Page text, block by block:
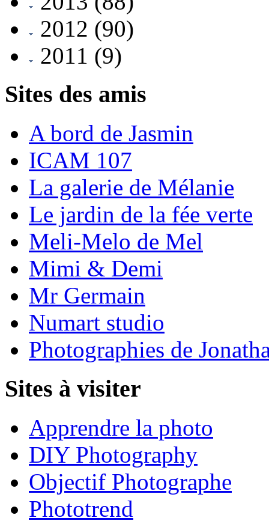
2012 (90)
2011 (9)
Sites des amis
A bord de Jasmin
ICAM 107
La galerie de Mélanie
Le jardin de la fée verte
Meli-Melo de Mel
Mimi & Demi
Mr Germain
Numart studio
Photographies de
Sites à visiter
Apprendre la photo
DIY Photography
Objectif Photographe
Phototrend